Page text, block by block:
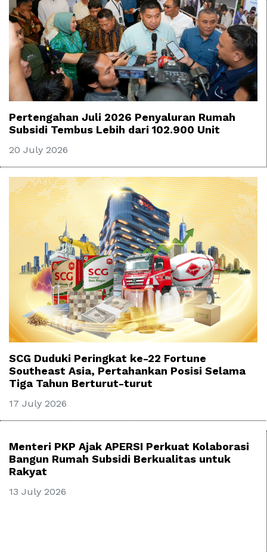
Pertengahan Juli 2026 Penyaluran Rumah
Subsidi Tembus Lebih dari 102.900 Unit
20 July 2026
SCG Duduki Peringkat ke-22 Fortune
Southeast Asia, Pertahankan Posisi Selama
Tiga Tahun Berturut-turut
17 July 2026
Menteri PKP Ajak APERSI Perkuat Kolaborasi
Bangun Rumah Subsidi Berkualitas untuk
Rakyat
13 July 2026